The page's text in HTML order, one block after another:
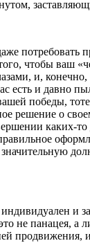
потребовать
чтобы ваш
и,
есть и давно
победы,
решение о
каких-то
и
не панацея, а
продвижения,